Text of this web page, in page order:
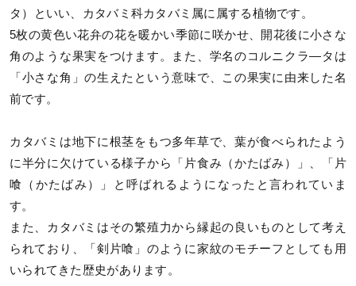
タ）といい、カタバミ科カタバミ属に属する植物です。
5枚の黄色い花弁の花を暖かい季節に咲かせ、開花後に小さな
角のような果実をつけます。また、学名のコルニクラ―タは
「小さな角」の生えたという意味で、この果実に由来した名
前です。
カタバミは地下に根茎をもつ多年草で、葉が食べられたよう
に半分に欠けている様子から「片食み（かたばみ）」、「片
喰（かたばみ）」と呼ばれるようになったと言われていま
す。
また、カタバミはその繁殖力から縁起の良いものとして考え
られており、「剣片喰」のように家紋のモチーフとしても用
いられてきた歴史があります。